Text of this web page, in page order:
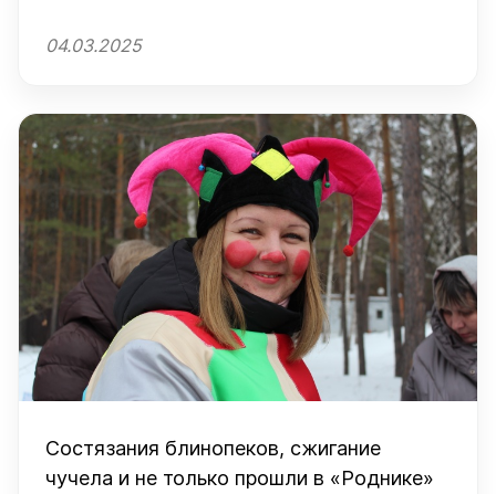
04.03.2025
Состязания блинопеков, сжигание
чучела и не только прошли в «Роднике»